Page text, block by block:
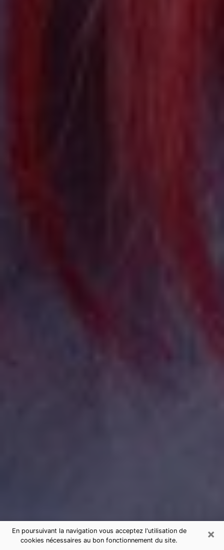
×
En poursuivant la navigation vous acceptez l'utilisation de
cookies nécessaires au bon fonctionnement du site.